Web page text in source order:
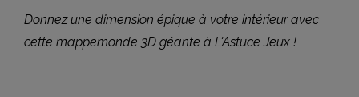
Donnez une dimension épique à votre intérieur avec
cette mappemonde 3D géante à L'Astuce Jeux !